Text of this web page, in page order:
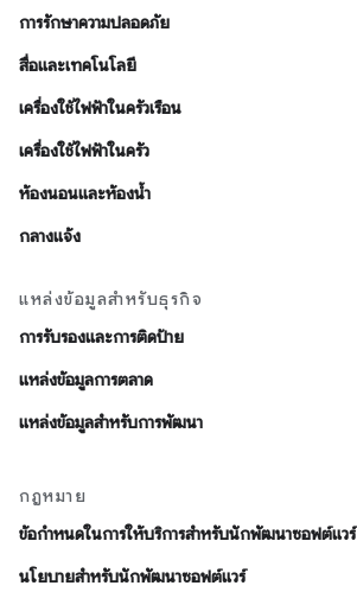
การรักษาความปลอดภัย
สื่อและเทคโนโลยี
เครื่องใช้ไฟฟ้าในครัวเรือน
เครื่องใช้ไฟฟ้าในครัว
ห้องนอนและห้องน้ำ
กลางแจ้ง
แหล่งข้อมูลสำหรับธุรกิจ
การรับรองและการติดป้าย
แหล่งข้อมูลการตลาด
แหล่งข้อมูลสำหรับการพัฒนา
กฎหมาย
ข้อกำหนดในการให้บริการสำหรับนักพัฒนาซอฟต์แวร์
นโยบายสำหรับนักพัฒนาซอฟต์แวร์